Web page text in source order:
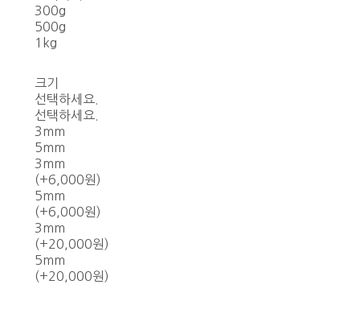
300g
500g
1kg
크기
선택하세요.
선택하세요.
3mm
5mm
3mm
(+6,000원)
5mm
(+6,000원)
3mm
(+20,000원)
5mm
(+20,000원)